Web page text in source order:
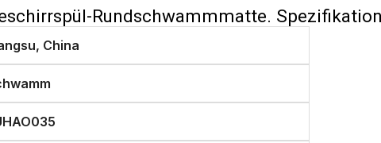
Rundschwammmatte.
China